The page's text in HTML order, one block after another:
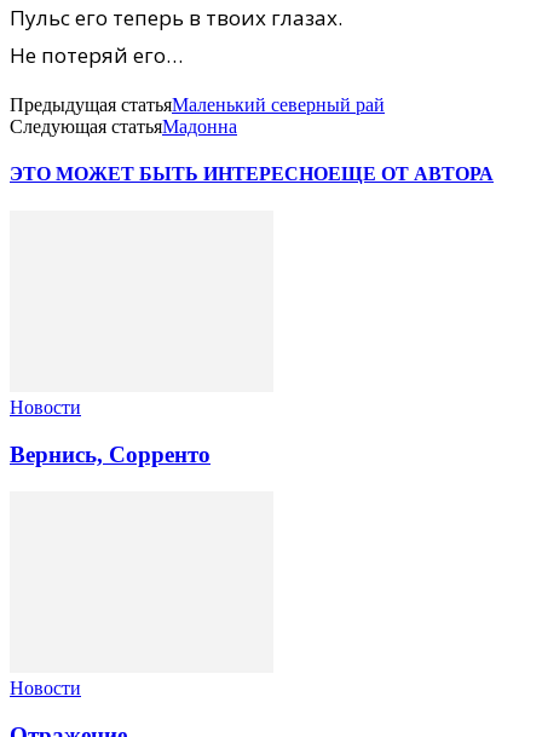
Пульс его теперь в твоих глазах.
Не потеряй его…
Предыдущая статьяМаленький северный рай
Следующая статьяМадонна
ЭТО МОЖЕТ БЫТЬ ИНТЕРЕСНОЕЩЕ ОТ АВТОРА
Новости
Вернись, Сорренто
Новости